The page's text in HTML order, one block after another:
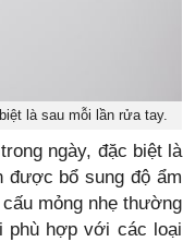
là sau mỗi lần rửa tay.
ngày, đặc biệt là
bổ sung độ ẩm
mỏng nhẹ thường
phù hợp với các loại